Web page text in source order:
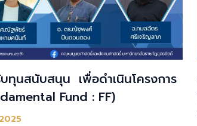
นสนับสนุน เพื่อดำเนินโครงการ
Fund : FF)